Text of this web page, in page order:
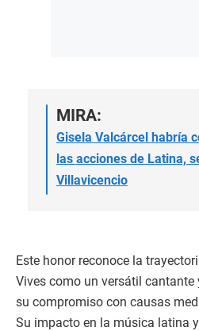
MIRA:
Gisela Valcárcel habría
las acciones de Latina,
Villavicencio
Este honor reconoce la
Vives como un versátil
su compromiso con causas
Su impacto en la música latina